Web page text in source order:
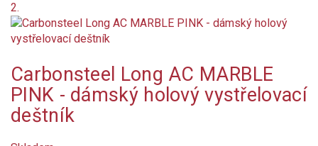
plně automatický
Určení
dámské
2.
Carbonsteel Long AC MARBLE
PINK - dámský holový vystřelovací
deštník